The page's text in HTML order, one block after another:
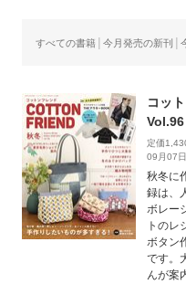
すべての書籍 今月発売の新刊
コッ
Vol.96
定価
09月07
秋冬に
録は、
ボレー
トのレ
ボタン
です。
んが案